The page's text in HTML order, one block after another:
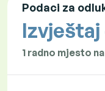
Podaci za
Izvještaj
1 radno mjesto